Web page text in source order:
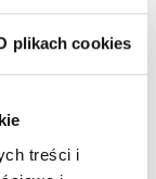
plikach cookies
treści i